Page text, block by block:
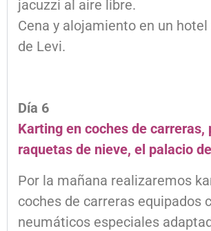
jacuzzi al aire libre.
Cena y alojamiento en un hotel
de Levi.
Día 6
Karting en coches de carreras,
raquetas de nieve, el palacio
Por la mañana realizaremos
coches de carreras equipados
neumáticos especiales